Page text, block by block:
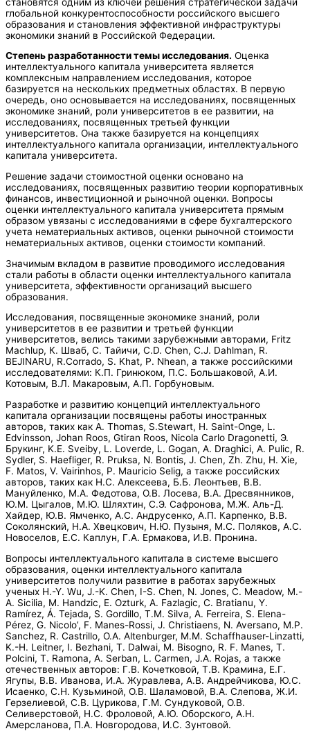
глобальной конкурентоспособности российского высшего
образования и становления эффективной инфраструктуры
экономики знаний в Российской Федерации.
Степень разработанности темы исследования. Оценка
интеллектуального капитала университета является
комплексным направлением исследования, которое
базируется на нескольких предметных областях. В первую
очередь, оно основывается на исследованиях, посвященных
экономике знаний, роли университетов в ее развитии, на
исследованиях, посвященных третьей функции
университетов. Она также базируется на концепциях
интеллектуального капитала организации, интеллектуального
капитала университета.
Решение задачи стоимостной оценки основано на
исследованиях, посвященных развитию теории корпоративных
финансов, инвестиционной и рыночной оценки. Вопросы
оценки интеллектуального капитала университета прямым
образом увязаны с исследованиями в сфере бухгалтерского
учета нематериальных активов, оценки рыночной стоимости
нематериальных активов, оценки стоимости компаний.
Значимым вкладом в развитие проводимого исследования
стали работы в области оценки интеллектуального капитала
университета, эффективности организаций высшего
образования.
Исследования, посвященные экономике знаний, роли
университетов в ее развитии и третьей функции
университетов, велись такими зарубежными авторами, Fritz
Machlup, К. Шваб, С. Тайичи, C.D. Chen, C.J. Dahlman, R.
BEJINARU, R.Corrado, S. Khat, P. Nhean, а также российскими
исследователями: К.П. Гринюком, П.С. Большаковой, А.И.
Котовым, В.Л. Макаровым, А.П. Горбуновым.
Разработке и развитию концепций интеллектуального
капитала организации посвящены работы иностранных
авторов, таких как A. Thomas, S.Stewart, H. Saint-Onge, L.
Edvinsson, Johan Roos, Gtiran Roos, Nicola Carlo Dragonetti, Э.
Брукинг, K.E. Sveiby, L. Loverde, L. Gogan, A. Draghici, A. Pulic, R.
Sydler, S. Haefliger, R. Pruksa, N. Bontis, J. Chen, Zh. Zhu, H. Xie,
F. Matos, V. Vairinhos, P. Mauricio Selig, а также российских
авторов, таких как Н.С. Алексеева, Б.Б. Леонтьев, В.В.
Мануйленко, М.А. Федотова, О.В. Лосева, B.А. Дресвянников,
Ю.М. Цыгалов, М.Ю. Шляхтин, С.Э. Сафронова, М.Ж. Аль-Д.
Хайдер, Ю.В. Ямченко, А.С. Андрусенко, А.П. Карпенко, В.В.
Соколянский, Н.А. Хвецкович, Н.Ю. Пузыня, М.С. Поляков, А.С.
Новоселов, Е.С. Каплун, Г.А. Ермакова, И.В. Пронина.
Вопросы интеллектуального капитала в системе высшего
образования, оценки интеллектуального капитала
университетов получили развитие в работах зарубежных
ученых H.-Y. Wu, J.-K. Chen, I-S. Chen, N. Jones, C. Meadow, M.-
A. Sicilia, M. Handzic, E. Ozturk, A. Fazlagic, C. Bratianu, Y.
Ramírez, Á. Tejada, S. Gordillo, T.M. Silva, A. Ferreira, S. Elena-
Pérez, G. Nicolo’, F. Manes-Rossi, J. Christiaens, N. Aversano, M.P.
Sanchez, R. Castrillo, O.A. Altenburger, M.M. Schaffhauser-Linzatti,
K.-H. Leitner, I. Bezhani, T. Dalwai, M. Bisogno, R. F. Manes, T.
Polcini, T. Ramona, A. Serban, L. Carmen, J.A. Rojas, а также
отечественных авторов: Г.В. Кочетковой, Т.В. Крамина, Е.Г.
Ягупы, В.В. Иванова, И.А. Журавлева, А.В. Андрейчикова, Ю.С.
Исаенко, С.Н. Кузьминой, О.В. Шаламовой, В.А. Слепова, Ж.И.
Герзелиевой, С.В. Цурикова, Г.М. Сундуковой, О.В.
Селиверстовой, Н.С. Фроловой, А.Ю. Оборского, А.Н.
Амерсланова, П.А. Новгородова, И.С. Зунтовой.